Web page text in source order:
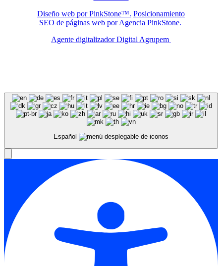
Diseño web por PinkStone™. Posicionamiento
SEO de páginas web por Agencia PinkStone.
Agente digitalizador Digital Agrupem
Español